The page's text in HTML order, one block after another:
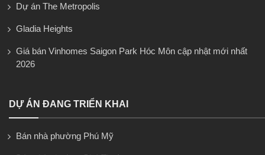
Dự án The Metropolis
Gladia Heights
Giá bán Vinhomes Saigon Park Hóc Môn cập nhật mới nhất
2026
DỰ ÁN ĐANG TRIỂN KHAI
Bán nhà phường Phú Mỹ